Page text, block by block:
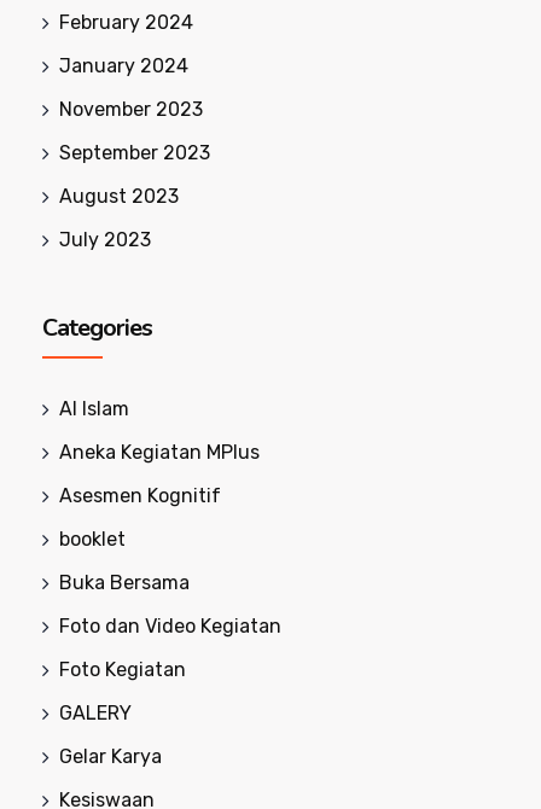
February 2024
January 2024
November 2023
September 2023
August 2023
July 2023
Categories
Al Islam
Aneka Kegiatan MPlus
Asesmen Kognitif
booklet
Buka Bersama
Foto dan Video Kegiatan
Foto Kegiatan
GALERY
Gelar Karya
Kesiswaan